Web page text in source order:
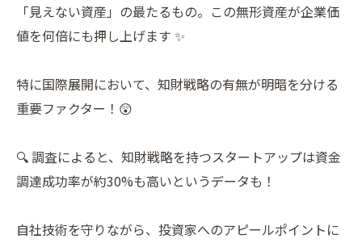
「見えない資産」の最たるもの。この無形資産が企業価
値を何倍にも押し上げます ✨
特に国際展開において、知財戦略の有無が明暗を分ける
重要ファクター！😲
🔍 調査によると、知財戦略を持つスタートアップは資金
調達成功率が約30%も高いというデータも！
自社技術を守りながら、投資家へのアピールポイントに